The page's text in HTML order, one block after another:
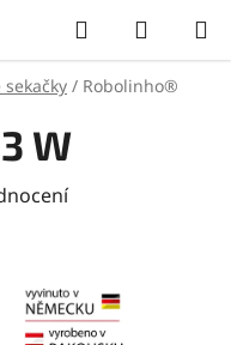
Hledat
KOŠÍK
sekačky / Robolinho®
W